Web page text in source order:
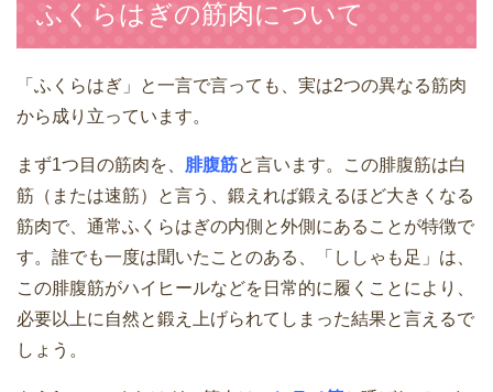
ふくらはぎの筋肉について
「ふくらはぎ」と一言で言っても、実は2つの異なる筋肉
から成り立っています。
まず1つ目の筋肉を、 腓腹筋と言います。この腓腹筋は白
筋（または速筋）と言う、鍛えれば鍛えるほど大きくなる
筋肉で、通常ふくらはぎの内側と外側にあることが特徴で
す。誰でも一度は聞いたことのある、「ししゃも足」は、
この腓腹筋がハイヒールなどを日常的に履くことにより、
必要以上に自然と鍛え上げられてしまった結果と言えるで
しょう。